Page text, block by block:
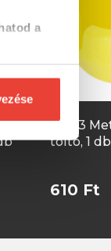
a
CZ F3
töltő, 1 db
610 Ft